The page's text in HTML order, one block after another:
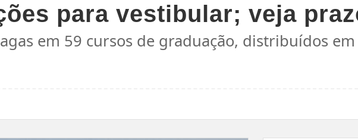
para vestibular; veja
em 59 cursos de graduação, distribuídos